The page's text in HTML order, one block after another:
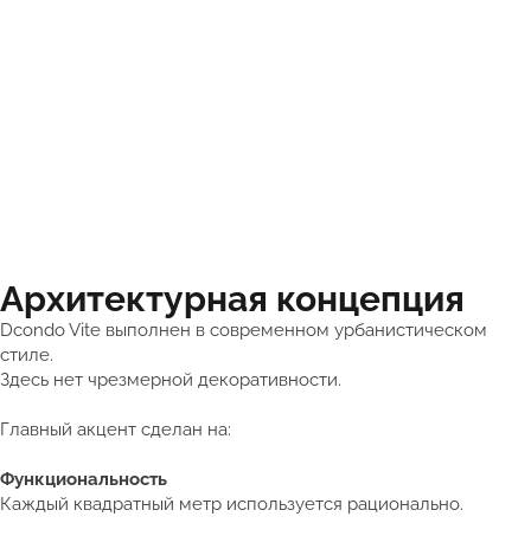
Архитектурная концепция
Dcondo Vite выполнен в современном урбанистическом
стиле.
Здесь нет чрезмерной декоративности.
Главный акцент сделан на:
Функциональность
Каждый квадратный метр используется рационально.